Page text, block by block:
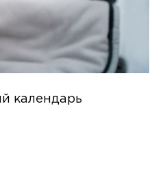
календарь